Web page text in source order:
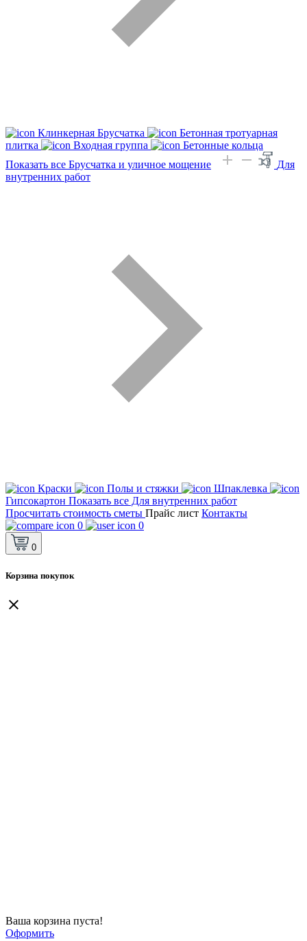
Клинкерная Брусчатка
Бетонная тротуарная
плитка
Входная группа
Бетонные кольца
Показать все Брусчатка и уличное мощение
Для
внутренних работ
Краски Полы и стяжки
Шпаклевка
Гипсокартон Показать все Для внутренних работ
Просчитать стоимость сметы Прайс лист Контакты
0
0
0
Корзина покупок
Ваша корзина пуста!
Оформить